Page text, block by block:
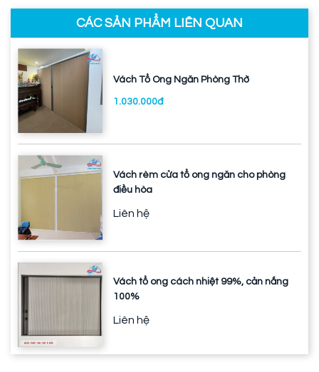
CÁC SẢN PHẨM LIÊN QUAN
Vách Tổ Ong Ngăn Phòng Thờ
1.030.000đ
Vách rèm cửa tổ ong ngăn cho phòng
điều hòa
Liên hệ
Vách tổ ong cách nhiệt 99%, cản nắng
100%
Liên hệ